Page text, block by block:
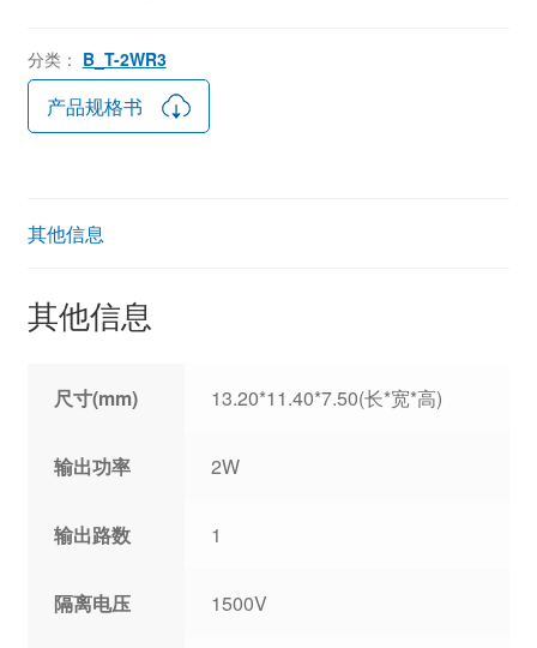
分类： B_T-2WR3
产品规格书
其他信息
其他信息
尺寸(mm) 13.20*11.40*7.50(长*宽*高)
输出功率 2W
输出路数 1
隔离电压 1500V